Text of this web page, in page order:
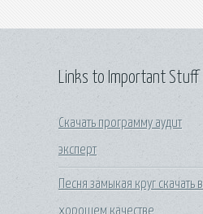
Links to Important Stuff
Скачать программу аудит
эксперт
Песня замыкая круг скачать в